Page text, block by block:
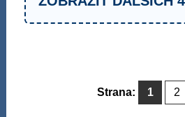
Strana: 1 2